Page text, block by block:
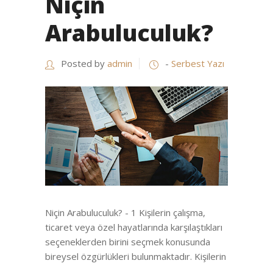
Arabuluculuk?
Posted by admin - Serbest Yazı
Niçin Arabuluculuk? - 1 Kişilerin çalışma,
ticaret veya özel hayatlarında karşılaştıkları
seçeneklerden birini seçmek konusunda
bireysel özgürlükleri bulunmaktadır. Kişilerin